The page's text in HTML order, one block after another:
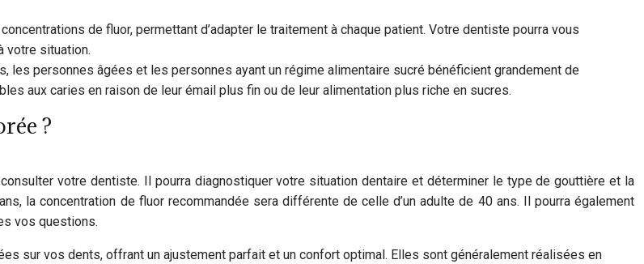
de fluor, permettant d’adapter le traitement à chaque patient. Votre dentiste pourra vous
votre situation.
les personnes âgées et les personnes ayant un régime alimentaire sucré bénéficient grandement de
aux caries en raison de leur émail plus fin ou de leur alimentation plus riche en sucres.
?
votre dentiste. Il pourra diagnostiquer votre situation dentaire et déterminer le type de gouttière et la
la concentration de fluor recommandée sera différente de celle d’un adulte de 40 ans. Il pourra également
vos questions.
sur vos dents, offrant un ajustement parfait et un confort optimal. Elles sont généralement réalisées en